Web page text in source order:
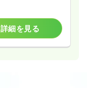
詳細を見る